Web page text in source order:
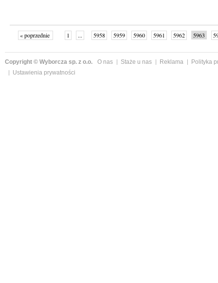
« poprzednie 1 ... 5958 5959 5960 5961 5962 5963
Copyright © Wyborcza sp. z o.o. O nas Staże u nas Reklama
Polityka
Ustawienia prywatności